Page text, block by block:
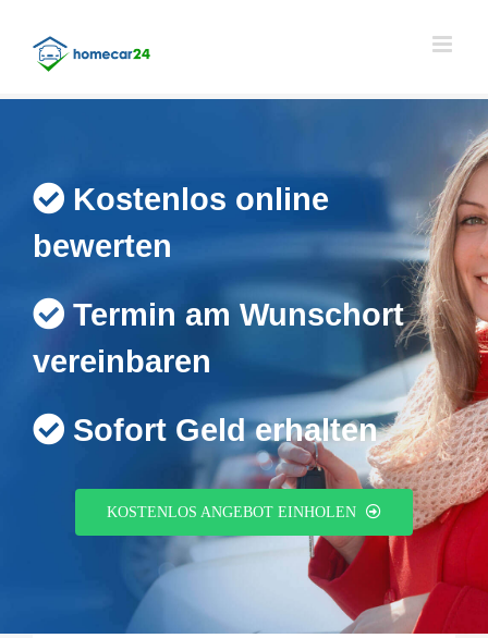
content
Kostenlos online
bewerten
Termin am Wunschort
vereinbaren
Sofort Geld erhalten
KOSTENLOS ANGEBOT EINHOLEN